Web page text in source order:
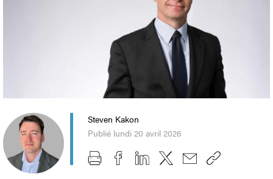
Steven Kakon
Publié lundi 20 avril 2026